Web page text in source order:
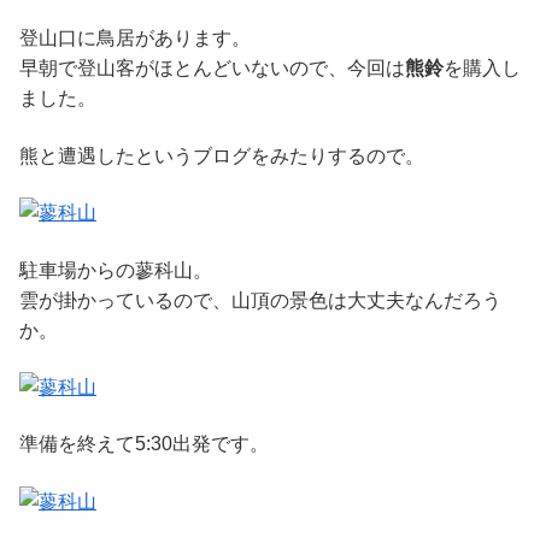
登山口に鳥居があります。
早朝で登山客がほとんどいないので、今回は熊鈴を購入し
ました。
熊と遭遇したというブログをみたりするので。
駐車場からの蓼科山。
雲が掛かっているので、山頂の景色は大丈夫なんだろう
か。
準備を終えて5:30出発です。